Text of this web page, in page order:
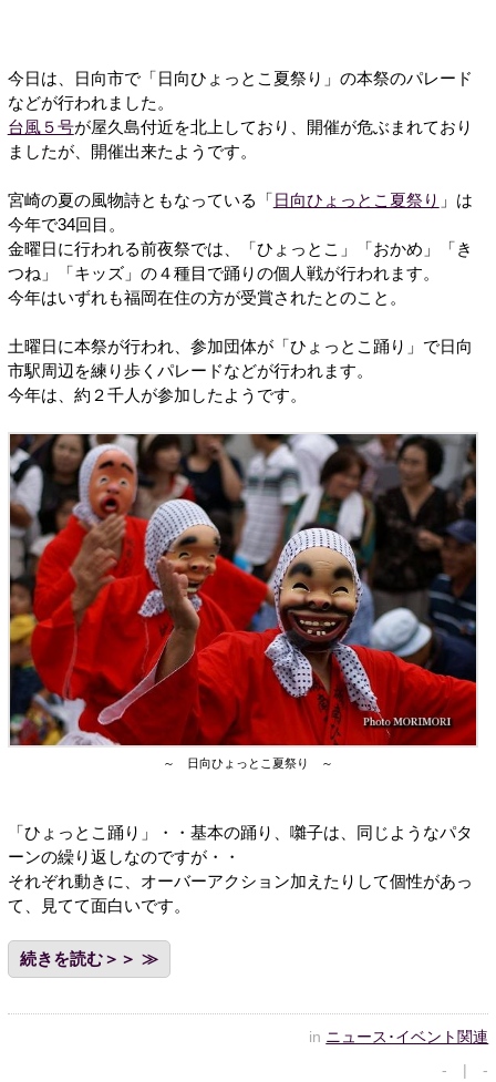
今日は、日向市で「日向ひょっとこ夏祭り」の本祭のパレード
などが行われました。
台風５号が屋久島付近を北上しており、開催が危ぶまれており
ましたが、開催出来たようです。
宮崎の夏の風物詩ともなっている「 日向ひょっとこ夏祭り 」は
今年で34回目。
金曜日に行われる前夜祭では、「ひょっとこ」「おかめ」「き
つね」「キッズ」の４種目で踊りの個人戦が行われます。
今年はいずれも福岡在住の方が受賞されたとのこと。
土曜日に本祭が行われ、参加団体が「ひょっとこ踊り」で日向
市駅周辺を練り歩くパレードなどが行われます。
今年は、約２千人が参加したようです。
～ 日向ひょっとこ夏祭り ～
「ひょっとこ踊り」・・基本の踊り、囃子は、同じようなパタ
ーンの繰り返しなのですが・・
それぞれ動きに、オーバーアクション加えたりして個性があっ
て、見てて面白いです。
続きを読む＞＞
in ニュース･イベント関連
- | -